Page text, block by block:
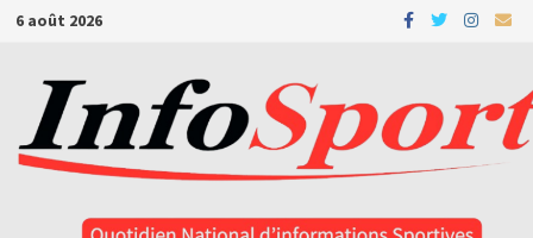
Passer
contenu
6 août 2026